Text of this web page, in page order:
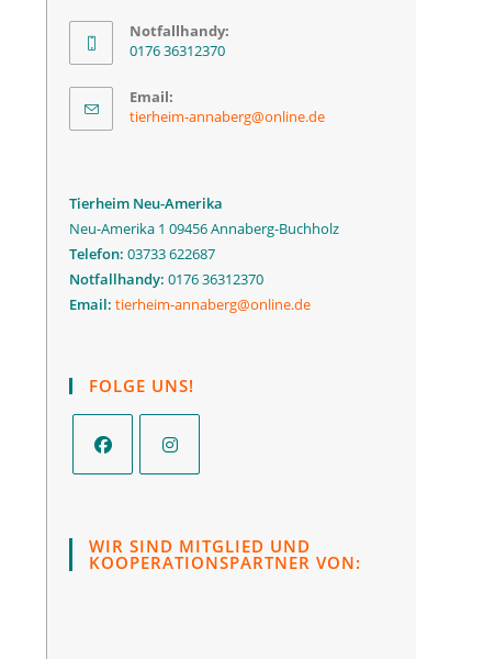
Notfallhandy:
0176 36312370
Email:
tierheim-annaberg@online.de
Tierheim Neu-Amerika
Neu-Amerika 1 09456 Annaberg-Buchholz
Telefon: 03733 622687
Notfallhandy: 0176 36312370
Email: tierheim-annaberg@online.de
FOLGE UNS!
WIR SIND MITGLIED UND
KOOPERATIONSPARTNER VON: